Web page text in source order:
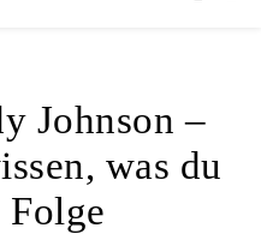
Johnson –
was du